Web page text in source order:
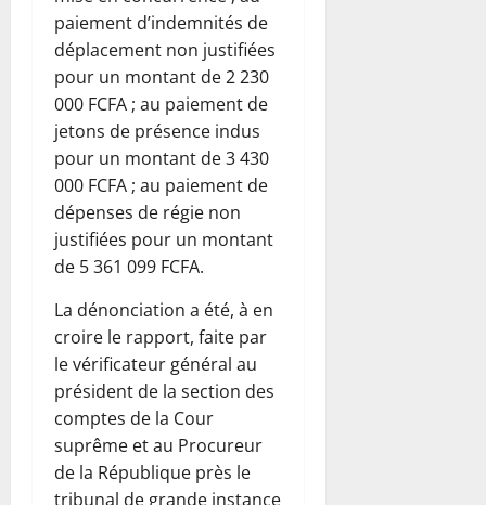
paiement d’indemnités de
déplacement non justifiées
pour un montant de 2 230
000 FCFA ; au paiement de
jetons de présence indus
pour un montant de 3 430
000 FCFA ; au paiement de
dépenses de régie non
justifiées pour un montant
de 5 361 099 FCFA.
La dénonciation a été, à en
croire le rapport, faite par
le vérificateur général au
président de la section des
comptes de la Cour
suprême et au Procureur
de la République près le
tribunal de grande instance